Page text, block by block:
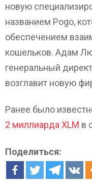
новую
названием Pogo,
обеспечением
кошельков. Адам
генеральный
возглавит новую
Ранее было
2 миллиарда XLM в
Поделиться: